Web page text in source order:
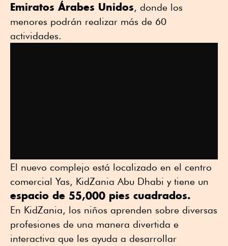
Emiratos Árabes Unidos, donde los
menores podrán realizar más de 60
actividades.
El nuevo complejo está localizado en el centro
comercial Yas, KidZania Abu Dhabi y tiene un
espacio de 55,000 pies cuadrados.
En KidZania, los niños aprenden sobre diversas
profesiones de una manera divertida e
interactiva que les ayuda a desarrollar